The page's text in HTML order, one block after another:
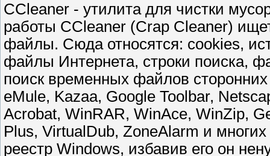
CCleaner - утилита для чистки
работы CCleaner (Crap Cleaner)
файлы. Сюда относятся: cookies,
файлы Интернета, строки поиска,
поиск временных файлов
eMule, Kazaa, Google Toolbar,
Acrobat, WinRAR, WinAce, WinZip,
Plus, VirtualDub, ZoneAlarm и
реестр Windows, избавив его он